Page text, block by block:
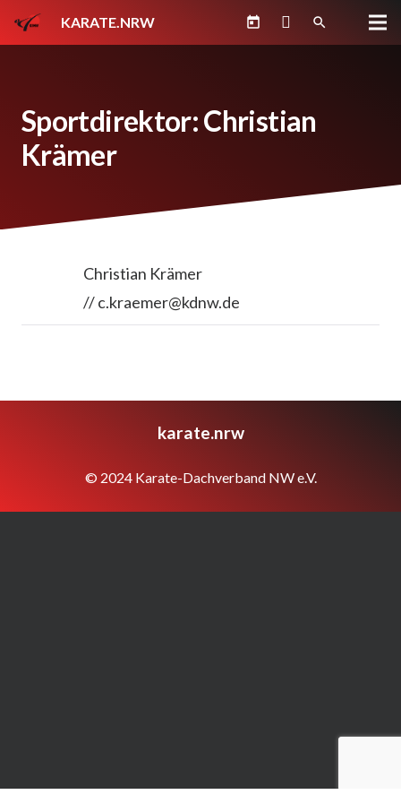
KARATE.NRW today search
Sportdirektor: Christian
Krämer
Christian Krämer
// c.kraemer@kdnw.de
karate.nrw
© 2024 Karate-Dachverband NW e.V.